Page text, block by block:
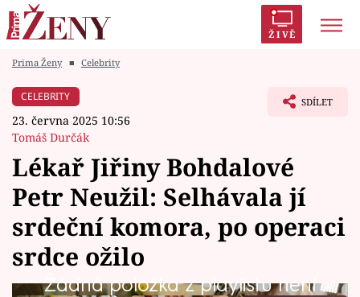
ŽIVĚ
Módní alarm
Témata
Celebrity
Vztahy
Prima Ženy ■ Celebrity
CELEBRITY
23. června 2025 10:56
Tomáš Durčák
SDÍLET
Lékař Jiřiny Bohdalové
Petr Neužil: Selhávala jí
srdeční komora, po operaci
srdce ožilo
Žádná položka z playlistu není